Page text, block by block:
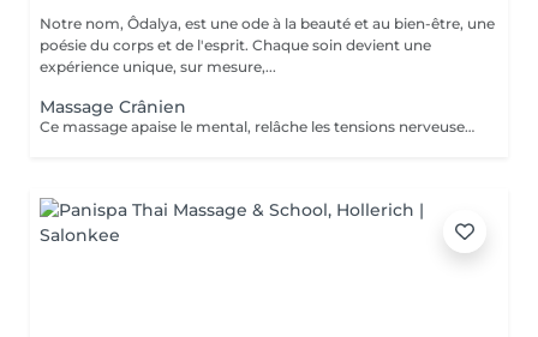
Notre nom, Ôdalya, est une ode à la beauté et au bien-être, une
poésie du corps et de l'esprit. Chaque soin devient une
expérience unique, sur mesure,...
Massage Crânien
Ce massage apaise le mental, relâche les tensions nerveuses et procure relaxation profonde et lâcher-prise.